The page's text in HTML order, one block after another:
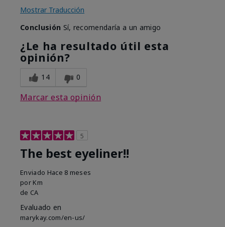
Mostrar Traducción
Conclusión Sí, recomendaría a un amigo
¿Le ha resultado útil esta
opinión?
14 0
Marcar esta opinión
5
The best eyeliner!!
Enviado Hace 8 meses
por Km
de CA
Evaluado en
marykay.com/en-us/